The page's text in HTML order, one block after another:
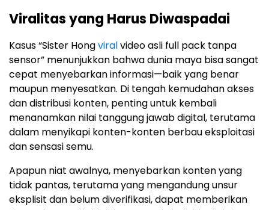
Viralitas yang Harus Diwaspadai
Kasus “Sister Hongviralvideo asli full pack tanpa
sensor” menunjukkan bahwa dunia maya bisa sangat
cepat menyebarkan informasi—baik yang benar
maupun menyesatkan. Di tengah kemudahan akses
dan distribusi konten, penting untuk kembali
menanamkan nilai tanggung jawab digital, terutama
dalam menyikapi konten-konten berbau eksploitasi
dan sensasi semu.
Apapun niat awalnya, menyebarkan konten yang
tidak pantas, terutama yang mengandung unsur
eksplisit dan belum diverifikasi, dapat memberikan